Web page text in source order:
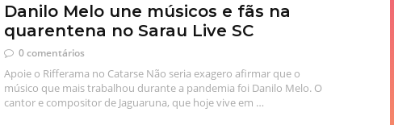
Danilo Melo une músicos e fãs na
quarentena no Sarau Live SC
0 comentários
Apoie o Rifferama no Catarse Não seria exagero afirmar que o
músico que mais trabalhou durante a pandemia foi Danilo Melo. O
cantor e compositor de Jaguaruna, que hoje vive em …